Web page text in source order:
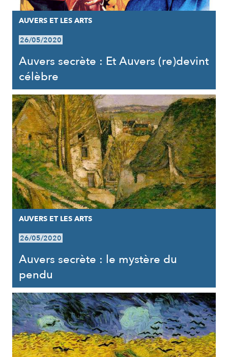
AUVERS ET LES ARTS
26/05/2020
Auvers secrète : Et Auvers (re)devint
célèbre
AUVERS ET LES ARTS
26/05/2020
Auvers secrète : le mystère du
pendu